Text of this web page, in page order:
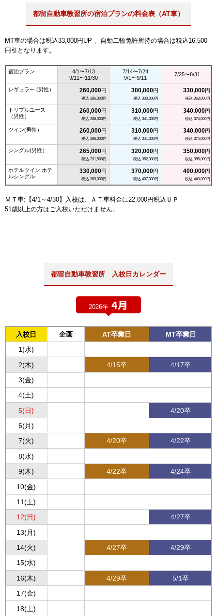
都留自動車教習所の宿泊プランの料金表（AT車）
MT車の場合は税込33,000円UP 、自動二輪免許所持の場合は税込16,500
円引となります。
宿泊プラン
4/1〜7/13
9/11〜11/30
7/14〜7/24
9/1〜9/11
7/25〜8/31
レギュラー (男性） 260,000円
税込 286,000円
300,000円
税込 330,000円
330,000円
税込 363,000円
トリプルユース
（男性）
260,000円
税込 286,000円
310,000円
税込 341,000円
340,000円
税込 374,000円
ツイン(男性） 260,000円
税込 286,000円
310,000円
税込 341,000円
340,000円
税込 374,000円
シングル(男性） 265,000円
税込 291,500円
320,000円
税込 352,000円
350,000円
税込 385,000円
ホテルツイン ホテ
ルシングル
330,000円
税込 363,000円
370,000円
税込 407,000円
400,000円
税込 440,000円
ＭＴ車:【4/1～4/30】入校は、ＡＴ車料金に22,000円税込ＵＰ
51歳以上の方はご入校いただけません。
都留自動車教習所 入校日カレンダー
2026年 4月
入校日 企画 AT卒業日
MT卒業日
1(水)
2(木)
4/15卒
4/17卒
3(金)
4(土)
5(日)
4/20卒
6(月)
7(火)
4/20卒
4/22卒
8(水)
9(木)
4/22卒
4/24卒
10(金)
11(土)
12(日)
4/27卒
13(月)
14(火)
4/27卒
4/29卒
15(水)
16(木)
4/29卒
5/1卒
17(金)
18(土)